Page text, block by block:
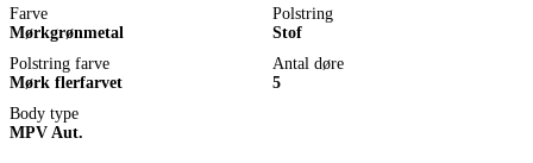
Farve
Mørkgrønmetal
Polstring
Stof
Polstring farve
Mørk flerfarvet
Antal døre
5
Body type
MPV Aut.